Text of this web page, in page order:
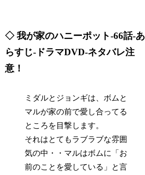
◇ 我が家のハニーポット-66話-あ
らすじ-ドラマDVD-ネタバレ注
意！
ミダルとジョンギは、ボムと
マルが家の前で愛し合ってる
ところを目撃します。
それはとてもラブラブな雰囲
気の中・・マルはボムに「お
前のことを愛している」と言